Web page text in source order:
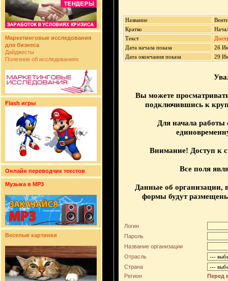
Маркетинговые исследования
для бизнеса
Дайджесты
Полезное об исследованиях
Flash игры
Онлайн переводчик текстов
Музыка в MP3
Веселые картинки
Название
Кратко
Текст
Дата начала показа
26
Дата окончания показа
29
Вы можете
подключившись к
Для начала работы
Внимание! Доступ к
Все поля
Данные об организации,
формы будут
Логин
Пароль
Название организации
Отрасль
Страна
Регион
Перед